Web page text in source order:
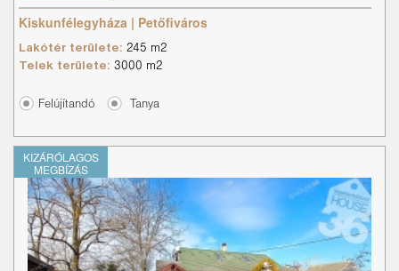
Kiskunfélegyháza | Petőfiváros
Lakótér területe: 245 m2
Telek területe: 3000 m2
Felújítandó Tanya
KIZÁRÓLAGOS
MEGBÍZÁS